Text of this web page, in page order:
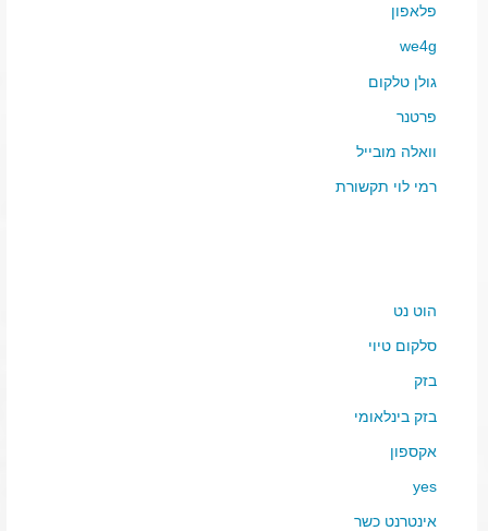
פלאפון
we4g
גולן טלקום
פרטנר
וואלה מובייל
רמי לוי תקשורת
הוט נט
סלקום טיוי
בזק
בזק בינלאומי
אקספון
yes
אינטרנט כשר